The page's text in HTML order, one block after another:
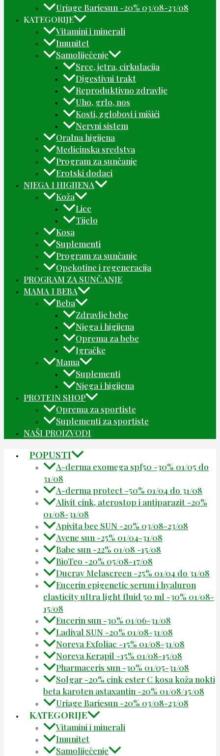
Uriage Bariesun -20% 03/08-23/08
KATEGORIJE
Vitamini i minerali
Imunitet
Samoliječenje
Srce, jetra, cirkulacija
Digestivni trakt
Reproduktivno zdravlje
Uho, grlo, nos
Kosti, zglobovi i mišići
Nervni sistem
Oralna higijena
Medicinska sredstva
Program za sunčanje
Erotski dodaci
NJEGA I HIGIJENA
Koža
Lice
Tijelo
Kosa
Suplementi
Program za sunčanje
Opekotine i regeneracija
PROGRAM ZA SUNČANJE
MAMA I BEBA
Beba
Zdravlje bebe
Njega i higijena
Oprema za bebe
Igračke
Mama
Suplementi
Njega i higijena
PROTEIN SHOP
Oprema za sportiste
Suplementi za sportiste
NAŠI PROIZVODI
POPUSTI
A-derma exomega spf50 -30% 01/05 do
31/08
A-derma protect -50% 01/04 do 31/08
Alivit cink, aterostop i antiparazit -20%
01/08-31/08
Apivita bee SUN -20% 03/08-23/08
Avene sun -25% 01/04-31/08
Babe sun -22% 01/08 -15/08
BioTeo -20% 05/08-17/08
Ducray Melascreen -25% 01/04 do 31/08
Eucerin epigenetic serum i hyaluron
elasticity ultra light fluid 50 ml -30% 01/08-
15/08
Eucerin sun -30% 01/06-31/08
Ladival SUN -20% 01/08-31/08
Noreva Exfoliac -15% 01/08-31/08
Noreva Kerapil -15% 01/08-15/08
Pharmaceris sun -30% 01/05-31/08
Solgar -20% cink ester C kosa koža nokti
beta karoten astaxantin -20% 01/08/15/08
Uriage Bariesun -20% 03/08-23/08
KATEGORIJE
Vitamini i minerali
Imunitet
Samoliječenje